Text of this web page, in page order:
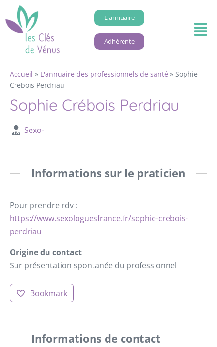
L'annuaire
Adhérente
Accueil » L'annuaire des professionnels de santé » Sophie
Crébois Perdriau
Sophie Crébois Perdriau
Sexo-
Informations sur le praticien
Pour prendre rdv :
https://www.sexologuesfrance.fr/sophie-crebois-
perdriau
Origine du contact
Sur présentation spontanée du professionnel
Bookmark
Informations de contact